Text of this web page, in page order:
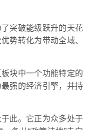
突破能级跃升的天花
势转化为带动全域、
块中一个功能特定的
强的经济引擎，并持
此。它正为众多处于